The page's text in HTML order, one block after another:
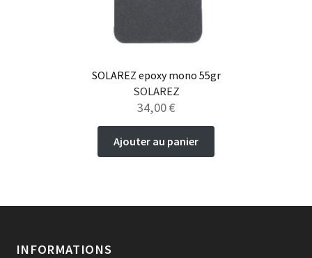
SOLAREZ epoxy mono 55gr
SOLAREZ
34,00€
Ajouter au panier
INFORMATIONS